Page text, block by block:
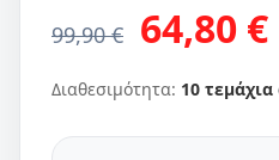
99,90 € 64,80 €
Διαθεσιμότητα: 10